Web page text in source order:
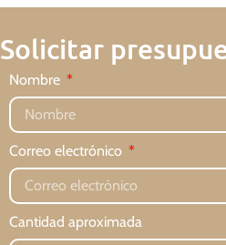
Solicitar
Nombre
Correo electrónico
Cantidad aproximada